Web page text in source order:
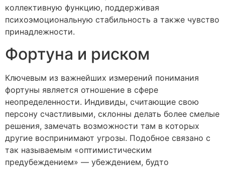
коллективную функцию, поддерживая
психоэмоциональную стабильность а также чувство
принадлежности.
Фортуна и риском
Ключевым из важнейших измерений понимания
фортуны является отношение в сфере
неопределенности. Индивиды, считающие свою
персону счастливыми, склонны делать более смелые
решения, замечать возможности там в которых
другие воспринимают угрозы. Подобное связано с
так называемым «оптимистическим
предубеждением» — убеждением, будто